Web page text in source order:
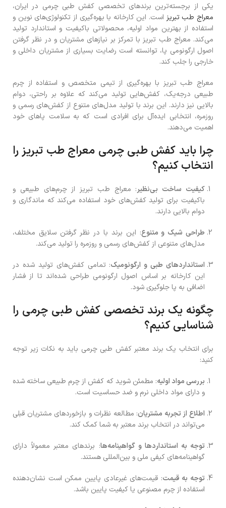
یکی از برجسته‌ترین برندهای تخصصی کفش طبی چرمی در ایران،
معراج طب تبریز است. این کارخانه با بهره‌گیری از تکنولوژی‌های نوین و
استفاده از بهترین مواد اولیه، محصولاتی باکیفیت و استاندارد تولید
می‌کند. معراج طب تبریز با تمرکز بر نیازهای مشتریان و در نظر گرفتن
اصول ارگونومی پا، توانسته است رضایت بسیاری از مشتریان داخلی و
خارجی را جلب کند.
معراج طب تبریز با بهره‌گیری از تیمی متخصص و استفاده از چرم
طبیعی درجه‌یک، کفش‌هایی تولید می‌کند که علاوه بر راحتی، دوام
بالایی نیز دارند. این برند با تولید مدل‌های متنوع از کفش‌های رسمی و
روزمره، انتخابی ایده‌آل برای افرادی است که به سلامت پاهای خود
اهمیت می‌دهند.
چرا باید کفش طبی چرمی معراج طب تبریز را
انتخاب کنیم؟
کیفیت ساخت بی‌نظیر: معراج طب تبریز از چرم‌های طبیعی و
باکیفیت برای تولید کفش‌های خود استفاده می‌کند که ماندگاری و
دوام بالایی دارند.
طراحی شیک و متنوع: این برند با در نظر گرفتن سلایق مختلف،
مدل‌های متنوعی از کفش‌های رسمی و روزمره را تولید می‌کند.
استانداردهای طبی و ارگونومیک: تمامی کفش‌های تولید شده در
این کارخانه بر اساس اصول ارگونومی طراحی شده‌اند تا از فشار
اضافی به پا جلوگیری شود.
چگونه یک برند تخصصی کفش طبی چرمی را
شناسایی کنیم؟
برای انتخاب یک برند معتبر کفش طبی چرمی باید به نکات زیر توجه
کنید:
بررسی مواد اولیه: مطمئن شوید که کفش از چرم طبیعی ساخته شده
و دارای مواد داخلی نرم و ضد حساسیت است.
اطلاع از تجربه مشتریان: مطالعه نظرات و بازخوردهای مشتریان قبلی
می‌تواند در انتخاب برند معتبر به شما کمک کند.
توجه به استانداردها و گواهینامه‌ها: برندهای معتبر معمولاً دارای
گواهینامه‌های کیفی ملی و بین‌المللی هستند.
توجه به قیمت: قیمت‌های غیرعادی پایین ممکن است نشان‌دهنده
استفاده از چرم مصنوعی یا کیفیت پایین باشد.